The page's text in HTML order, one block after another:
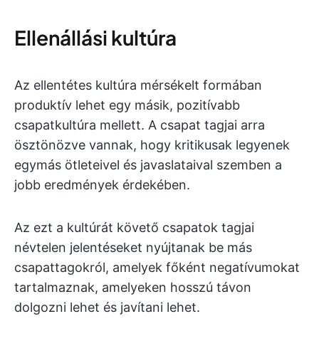
Ellenállási kultúra
Az ellentétes kultúra mérsékelt formában
produktív lehet egy másik, pozitívabb
csapatkultúra mellett. A csapat tagjai arra
ösztönözve vannak, hogy kritikusak legyenek
egymás ötleteivel és javaslataival szemben a
jobb eredmények érdekében.
Az ezt a kultúrát követő csapatok tagjai
névtelen jelentéseket nyújtanak be más
csapattagokról, amelyek főként negatívumokat
tartalmaznak, amelyeken hosszú távon
dolgozni lehet és javítani lehet.